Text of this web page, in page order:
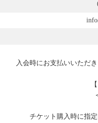
入会時にお支払いいただ
チケット購入時に指